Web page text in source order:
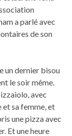
a parlé avec
de son
un dernier bisou
le soir même.
avec
sa femme, et
une pizza avec
Et une heure